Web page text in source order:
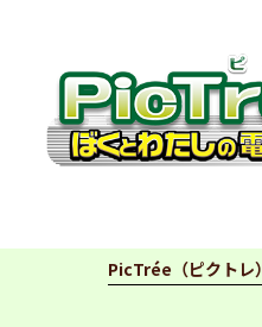
PicTrée（ピクトレ）